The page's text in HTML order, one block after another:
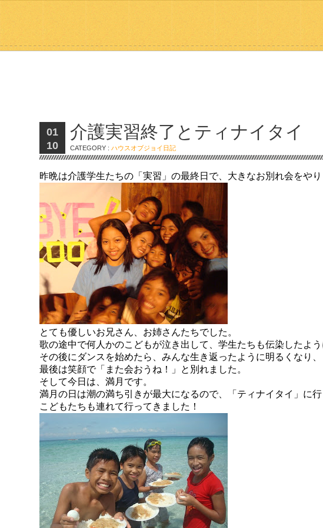
01
10
介護実習終了とティナイタイ
CATEGORY :ハウスオブジョイ日記
昨晩は介護学生たちの「実習」の最終日で、大きなお別れ会をやり
とても優しいお兄さん、お姉さんたちでした。
歌の途中で何人かのこどもが泣き出して、学生たちも伝染したよう
その後にダンスを始めたら、みんな生き返ったように明るくなり、
最後は笑顔で「また会おうね！」と別れました。
そして今日は、満月です。
満月の日は潮の満ち引きが最大になるので、「ティナイタイ」に行
こどもたちも連れて行ってきました！